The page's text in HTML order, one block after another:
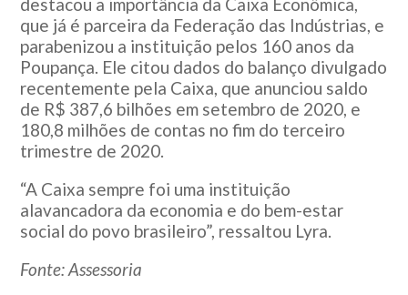
destacou a importância da Caixa Econômica,
que já é parceira da Federação das Indústrias, e
parabenizou a instituição pelos 160 anos da
Poupança. Ele citou dados do balanço divulgado
recentemente pela Caixa, que anunciou saldo
de R$ 387,6 bilhões em setembro de 2020, e
180,8 milhões de contas no fim do terceiro
trimestre de 2020.
“A Caixa sempre foi uma instituição
alavancadora da economia e do bem-estar
social do povo brasileiro”, ressaltou Lyra.
Fonte: Assessoria